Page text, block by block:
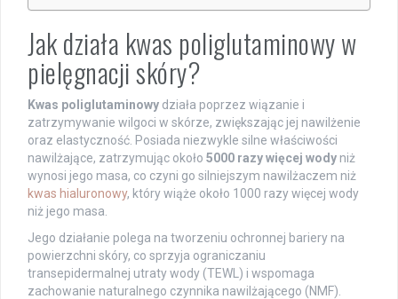
Jak działa kwas poliglutaminowy w
pielęgnacji skóry?
Kwas poliglutaminowy działa poprzez wiązanie i
zatrzymywanie wilgoci w skórze, zwiększając jej nawilżenie
oraz elastyczność. Posiada niezwykle silne właściwości
nawilżające, zatrzymując około 5000 razy więcej wody niż
wynosi jego masa, co czyni go silniejszym nawilżaczem niż
kwas hialuronowy, który wiąże około 1000 razy więcej wody
niż jego masa.
Jego działanie polega na tworzeniu ochronnej bariery na
powierzchni skóry, co sprzyja ograniczaniu
transepidermalnej utraty wody (TEWL) i wspomaga
zachowanie naturalnego czynnika nawilżającego (NMF).